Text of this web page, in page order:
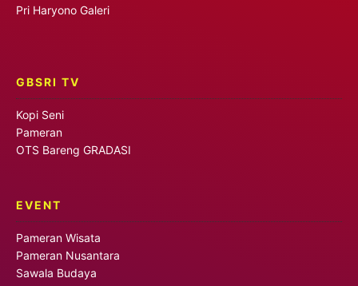
Pri Haryono Galeri
GBSRI TV
Kopi Seni
Pameran
OTS Bareng GRADASI
EVENT
Pameran Wisata
Pameran Nusantara
Sawala Budaya